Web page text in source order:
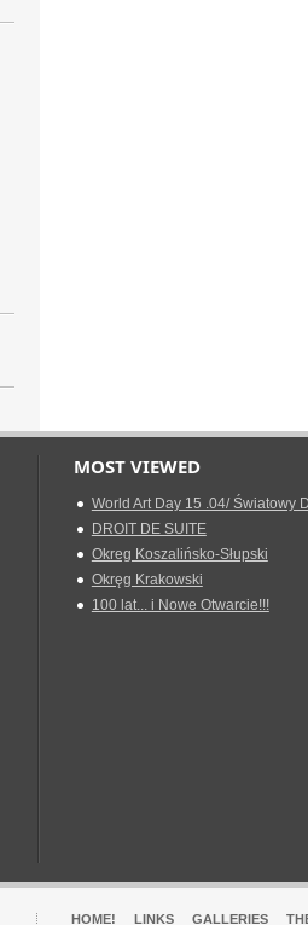
MOST VIEWED
World Art Day 15 .04/ Światowy
DROIT DE SUITE
Okreg Koszalińsko-Słupski
Okręg Krakowski
100 lat... i Nowe Otwarcie!!!
HOME! LINKS GALLERIES